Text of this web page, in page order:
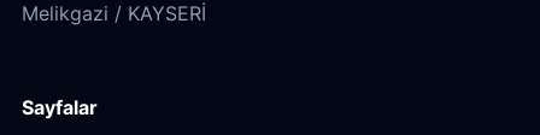
Melikgazi / KAYSERİ
Sayfalar